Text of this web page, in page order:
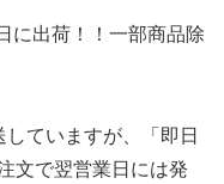
に出荷！！一部商品除
ていますが、「即日
文で翌営業日には発